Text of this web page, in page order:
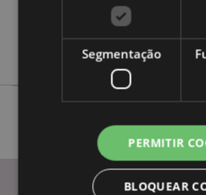
Feline Fine
Segmentação
PERMITIR
BLOQUEAR